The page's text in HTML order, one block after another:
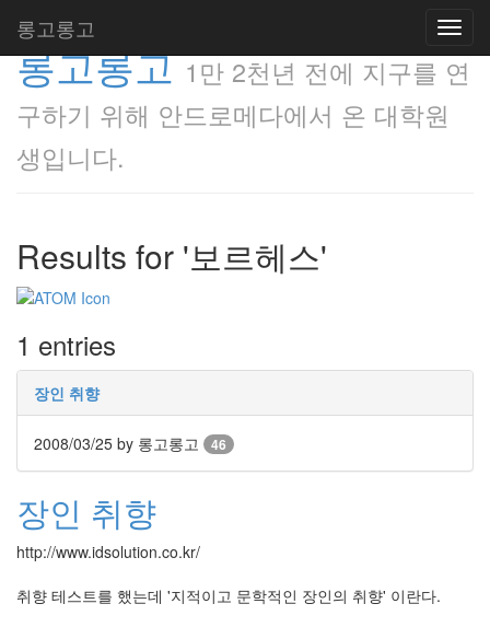
롱고롱고
롱고롱고 1만 2천년 전에 지구를 연
구하기 위해 안드로메다에서 온 대학원
생입니다.
Results for '보르헤스'
1 entries
장인 취향
2008/03/25 by 롱고롱고 46
장인 취향
http://www.idsolution.co.kr/
취향 테스트를 했는데 '지적이고 문학적인 장인의 취향' 이란다.